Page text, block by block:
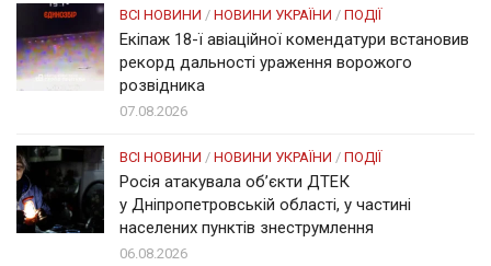
ВСІ НОВИНИ / НОВИНИ УКРАЇНИ / ПОДІЇ
Екіпаж 18-ї авіаційної комендатури встановив
рекорд дальності ураження ворожого
розвідника
07.08.2026
ВСІ НОВИНИ / НОВИНИ УКРАЇНИ / ПОДІЇ
Росія атакувала об’єкти ДТЕК
у Дніпропетровській області, у частині
населених пунктів знеструмлення
06.08.2026